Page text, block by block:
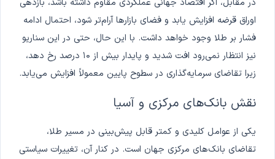
اوراق قرضه افزایش یابد و فضای بازارها آرام‌تر شود، احتمال ادامه
فشار بر طلا وجود خواهد داشت. با این حال، حتی در این سناریو
نیز انتظار نمی‌رود افت شدید و پایدار بیش از ۱۰ درصد رخ دهد،
زیرا تقاضای سرمایه‌گذاری در سطوح پایین معمولاً افزایش می‌یابد.
نقش بانک‌های مرکزی و آسیا
یکی از عوامل کلیدی و کمتر قابل پیش‌بینی در مسیر طلا،
تقاضای بانک‌های مرکزی جهان است. در کنار آن، تغییرات سیاستی